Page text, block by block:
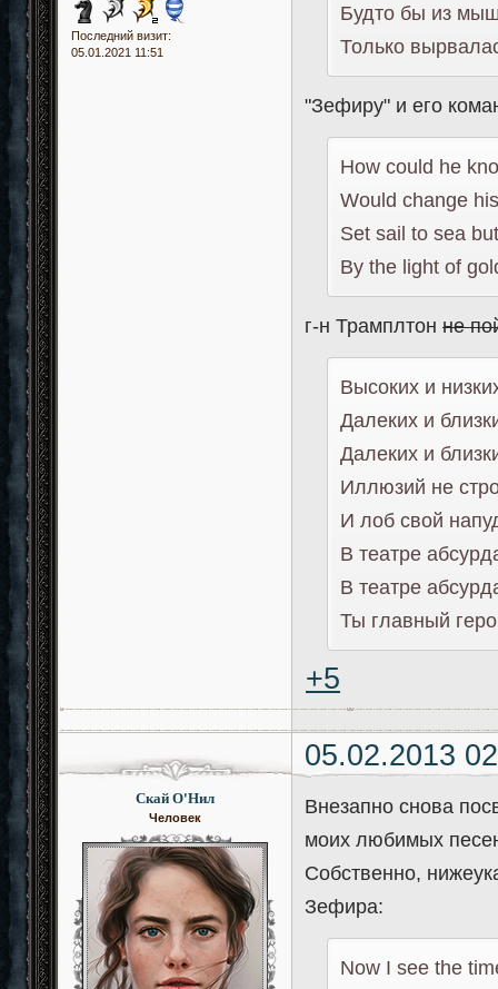
Последний визит:
05.01.2021 11:51
Будто бы из
Только
"Зефиру" и его
How could he
Would change
Set sail to sea
By the light of
г-н Трамплтонне
Высоких и
Далеких и
Далеких и
Иллюзий не
И лоб свой
В театре
В театре
Ты главный
+5
05.02.2013
Скай О'Нил
Человек
Внезапно снова
моих любимых
Собственно,
Зефира:
Now I see the